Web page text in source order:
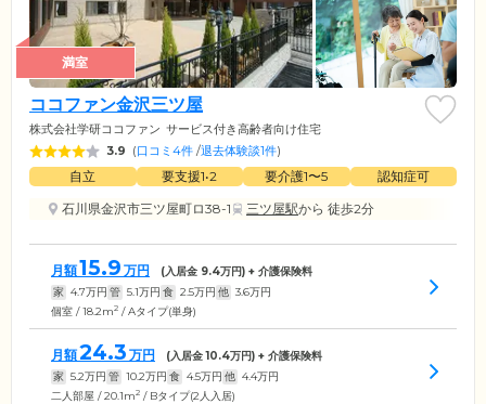
満室
ココファン金沢三ツ屋
株式会社学研ココファン サービス付き高齢者向け住宅
3.9 (口コミ4件 /退去体験談1件)
自立 要支援1•2 要介護1〜5
認知症可
石川県金沢市三ツ屋町ロ38-1
三ツ屋駅から 徒歩2分
月額15.9 万円 (入居金 9.4万円) + 介護保険料
家 4.7万円 管 5.1万円 食 2.5万円 他 3.6万円
個室 / 18.2m2 / Aタイプ(単身)
月額24.3 万円 (入居金10.4万円) + 介護保険料
家 5.2万円 管 10.2万円 食 4.5万円 他 4.4万円
二人部屋 / 20.1m2 / Bタイプ(2人入居)